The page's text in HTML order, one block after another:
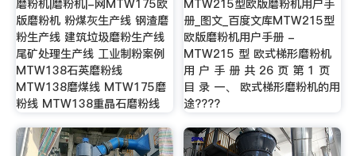
磨粉机|磨粉机|-网MTW175欧
版磨粉机 粉煤灰生产线 钢渣磨
粉生产线 建筑垃圾磨粉生产线
尾矿处理生产线 工业制粉案例
MTW138石英磨粉线
MTW138磨煤线 MTW175磨
粉线 MTW138重晶石磨粉线
MTW215型欧版磨粉机用户手
册_图文_百度文库MTW215型
欧版磨粉机用户手册 -
MTW215 型 欧式梯形磨粉机
用 户 手 册 共 26 页 第 1 页
目 录 一、 欧式梯形磨粉机的用
途????